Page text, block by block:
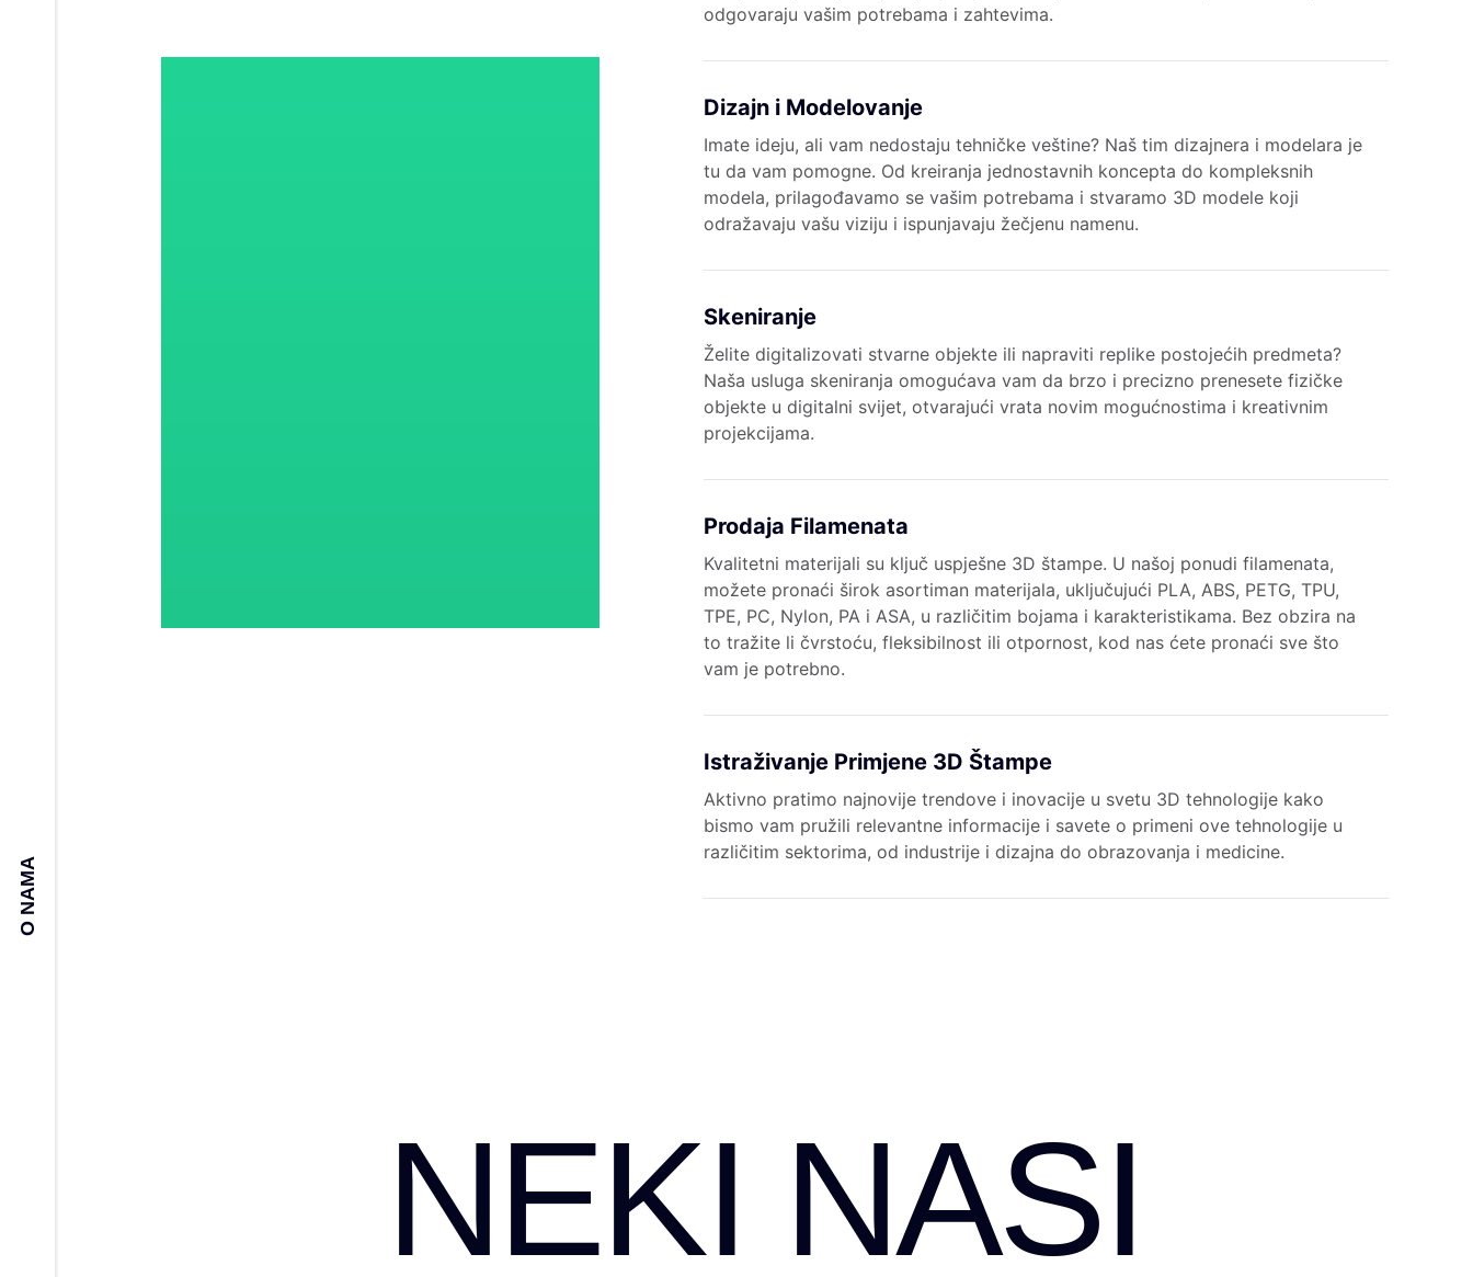
O NAMA
odgovaraju vašim potrebama i zahtevima.
Dizajn i Modelovanje
Imate ideju, ali vam nedostaju tehničke veštine? Naš tim dizajnera i modelara je
tu da vam pomogne. Od kreiranja jednostavnih koncepta do kompleksnih
modela, prilagođavamo se vašim potrebama i stvaramo 3D modele koji
odražavaju vašu viziju i ispunjavaju žečjenu namenu.
Skeniranje
Želite digitalizovati stvarne objekte ili napraviti replike postojećih predmeta?
Naša usluga skeniranja omogućava vam da brzo i precizno prenesete fizičke
objekte u digitalni svijet, otvarajući vrata novim mogućnostima i kreativnim
projekcijama.
Prodaja Filamenata
Kvalitetni materijali su ključ uspješne 3D štampe. U našoj ponudi filamenata,
možete pronaći širok asortiman materijala, uključujući PLA, ABS, PETG, TPU,
TPE, PC, Nylon, PA i ASA, u različitim bojama i karakteristikama. Bez obzira na
to tražite li čvrstoću, fleksibilnost ili otpornost, kod nas ćete pronaći sve što
vam je potrebno.
Istraživanje Primjene 3D Štampe
Aktivno pratimo najnovije trendove i inovacije u svetu 3D tehnologije kako
bismo vam pružili relevantne informacije i savete o primeni ove tehnologije u
različitim sektorima, od industrije i dizajna do obrazovanja i medicine.
NEKI NASI